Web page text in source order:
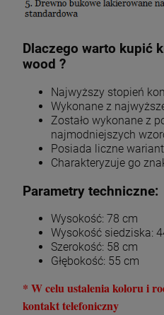
Dlaczego warto kupić
wood ?
Najwyższy stopień
Wykonane z
Zostało wykonane z
najmodniejszych
Posiada liczne
Charakteryzuje go
Parametry techniczne:
Wysokość: 78 cm
Wysokość siedziska:
Szerokość: 58 cm
Głębokość: 55 cm
* W celu ustalenia koloru i
kontakt telefoniczny